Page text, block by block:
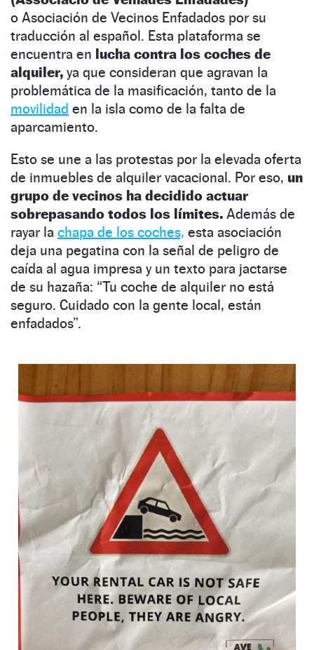
o Asociación de Vecinos Enfadados por su
traducción al español. Esta plataforma se
encuentra en lucha contra los coches de
alquiler, ya que consideran que agravan la
problemática de la masificación, tanto de la
movilidad en la isla como de la falta de
aparcamiento.
Esto se une a las protestas por la elevada oferta
de inmuebles de alquiler vacacional. Por eso, un
grupo de vecinos ha decidido actuar
sobrepasando todos los límites. Además de
rayar la chapa de los coches, esta asociación
deja una pegatina con la señal de peligro de
caída al agua impresa y un texto para jactarse
de su hazaña: “Tu coche de alquiler no está
seguro. Cuidado con la gente local, están
enfadados”.